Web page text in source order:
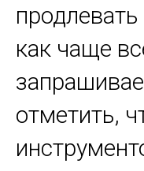
как чаще
отметить,